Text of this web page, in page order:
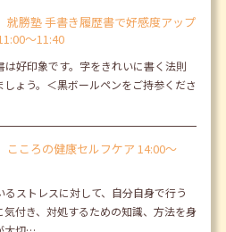
就勝塾 手書き履歴書で好感度アップ
～11:40
好印象です。字をきれいに書く法則
ょう。＜黒ボールペンをご持参くださ
こころの健康セルフケア 14:00～
るストレスに対して、自分自身で行う
付き、対処するための知識、方法を身